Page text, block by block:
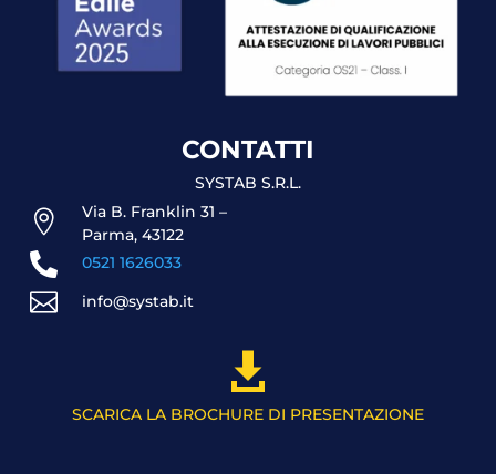
CONTATTI
SYSTAB S.R.L.

Via B. Franklin 31 –
Parma, 43122
 0521 1626033
 info@systab.it

SCARICA LA BROCHURE DI PRESENTAZIONE